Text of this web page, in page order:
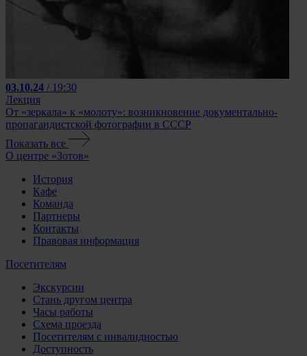
03.10.24 / 19:30
Лекция
От «зеркала» к «молоту»: возникновение документально-
пропагандистской фотографии в СССР
Показать все
О центре «Зотов»
История
Кафе
Команда
Партнеры
Контакты
Правовая информация
Посетителям
Экскурсии
Стань другом центра
Часы работы
Схема проезда
Посетителям с инвалидностью
Доступность